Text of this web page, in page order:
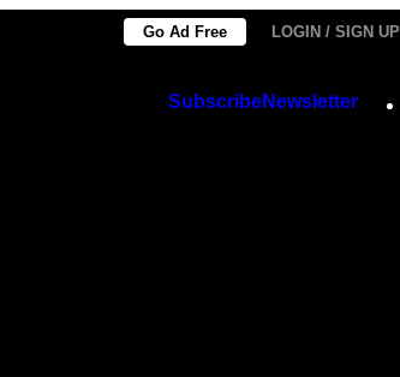
Go Ad Free LOGIN / SIGN UP
SubscribeNewsletter